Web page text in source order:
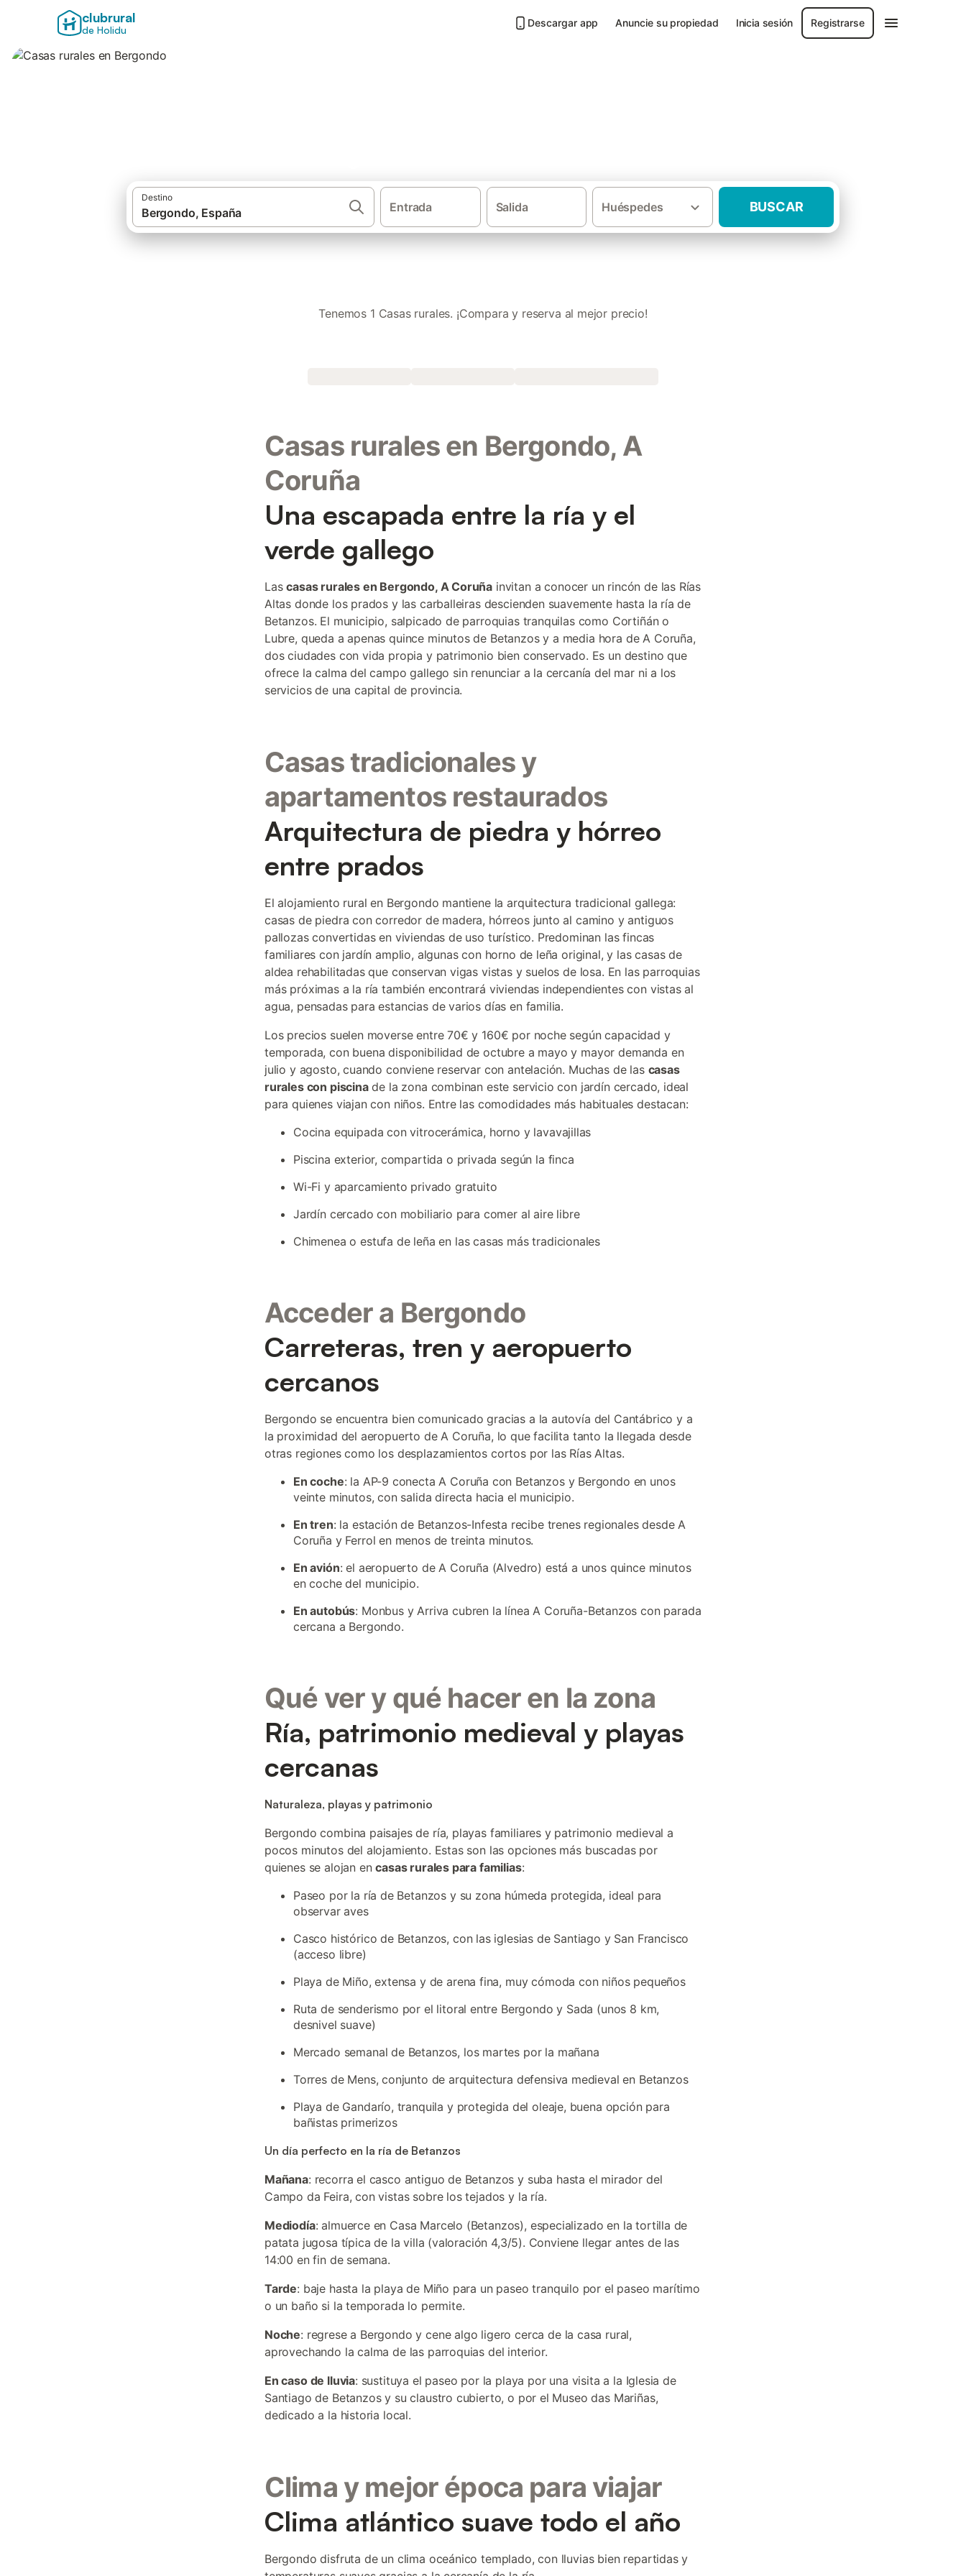
clubrural
de Holidu
Descargar app Anuncie su propiedad Inicia sesión Registrarse
Destino
Entrada Salida Huéspedes BUSCAR
Tenemos 1 Casas rurales. ¡Compara y reserva al mejor precio!
Casas rurales en Bergondo, A
Coruña
Una escapada entre la ría y el
verde gallego
Lascasas rurales en Bergondo, A Coruña invitan a conocer un rincón de las Rías
Altas donde los prados y las carballeiras descienden suavemente hasta la ría de
Betanzos. El municipio, salpicado de parroquias tranquilas como Cortiñán o
Lubre, queda a apenas quince minutos de Betanzos y a media hora de A Coruña,
dos ciudades con vida propia y patrimonio bien conservado. Es un destino que
ofrece la calma del campo gallego sin renunciar a la cercanía del mar ni a los
servicios de una capital de provincia.
Casas tradicionales y
apartamentos restaurados
Arquitectura de piedra y hórreo
entre prados
El alojamiento rural en Bergondo mantiene la arquitectura tradicional gallega:
casas de piedra con corredor de madera, hórreos junto al camino y antiguos
pallozas convertidas en viviendas de uso turístico. Predominan las fincas
familiares con jardín amplio, algunas con horno de leña original, y las casas de
aldea rehabilitadas que conservan vigas vistas y suelos de losa. En las parroquias
más próximas a la ría también encontrará viviendas independientes con vistas al
agua, pensadas para estancias de varios días en familia.
Los precios suelen moverse entre 70€ y 160€ por noche según capacidad y
temporada, con buena disponibilidad de octubre a mayo y mayor demanda en
julio y agosto, cuando conviene reservar con antelación. Muchas de las casas
rurales con piscinade la zona combinan este servicio con jardín cercado, ideal
para quienes viajan con niños. Entre las comodidades más habituales destacan:
Cocina equipada con vitrocerámica, horno y lavavajillas
Piscina exterior, compartida o privada según la finca
Wi-Fi y aparcamiento privado gratuito
Jardín cercado con mobiliario para comer al aire libre
Chimenea o estufa de leña en las casas más tradicionales
Acceder a Bergondo
Carreteras, tren y aeropuerto
cercanos
Bergondo se encuentra bien comunicado gracias a la autovía del Cantábrico y a
la proximidad del aeropuerto de A Coruña, lo que facilita tanto la llegada desde
otras regiones como los desplazamientos cortos por las Rías Altas.
En coche: la AP-9 conecta A Coruña con Betanzos y Bergondo en unos
veinte minutos, con salida directa hacia el municipio.
En tren: la estación de Betanzos-Infesta recibe trenes regionales desde A
Coruña y Ferrol en menos de treinta minutos.
En avión: el aeropuerto de A Coruña (Alvedro) está a unos quince minutos
en coche del municipio.
En autobús: Monbus y Arriva cubren la línea A Coruña-Betanzos con parada
cercana a Bergondo.
Qué ver y qué hacer en la zona
Ría, patrimonio medieval y playas
cercanas
Naturaleza, playas y patrimonio
Bergondo combina paisajes de ría, playas familiares y patrimonio medieval a
pocos minutos del alojamiento. Estas son las opciones más buscadas por
quienes se alojan encasas rurales para familias:
Paseo por la ría de Betanzos y su zona húmeda protegida, ideal para
observar aves
Casco histórico de Betanzos, con las iglesias de Santiago y San Francisco
(acceso libre)
Playa de Miño, extensa y de arena fina, muy cómoda con niños pequeños
Ruta de senderismo por el litoral entre Bergondo y Sada (unos 8 km,
desnivel suave)
Mercado semanal de Betanzos, los martes por la mañana
Torres de Mens, conjunto de arquitectura defensiva medieval en Betanzos
Playa de Gandarío, tranquila y protegida del oleaje, buena opción para
bañistas primerizos
Un día perfecto en la ría de Betanzos
Mañana: recorra el casco antiguo de Betanzos y suba hasta el mirador del
Campo da Feira, con vistas sobre los tejados y la ría.
Mediodía: almuerce en Casa Marcelo (Betanzos), especializado en la tortilla de
patata jugosa típica de la villa (valoración 4,3/5). Conviene llegar antes de las
14:00 en fin de semana.
Tarde: baje hasta la playa de Miño para un paseo tranquilo por el paseo marítimo
o un baño si la temporada lo permite.
Noche: regrese a Bergondo y cene algo ligero cerca de la casa rural,
aprovechando la calma de las parroquias del interior.
En caso de lluvia: sustituya el paseo por la playa por una visita a la Iglesia de
Santiago de Betanzos y su claustro cubierto, o por el Museo das Mariñas,
dedicado a la historia local.
Clima y mejor época para viajar
Clima atlántico suave todo el año
Bergondo disfruta de un clima oceánico templado, con lluvias bien repartidas y